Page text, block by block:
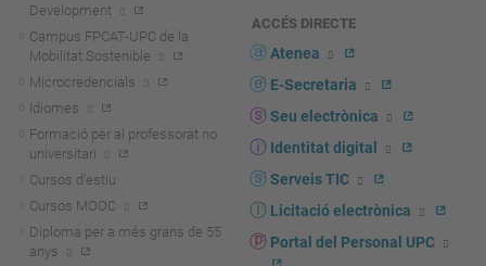
Development
Campus FPCAT-UPC de la
Mobilitat Sostenible
Microcredencials
Idiomes
Formació per al professorat no
universitari
Cursos d'estiu
Cursos MOOC
Diploma per a més grans de 55
anys
ACCÉS DIRECTE
Atenea
E-Secretaria
Seu electrònica
Identitat digital
Serveis TIC
Licitació electrònica
Portal del Personal UPC